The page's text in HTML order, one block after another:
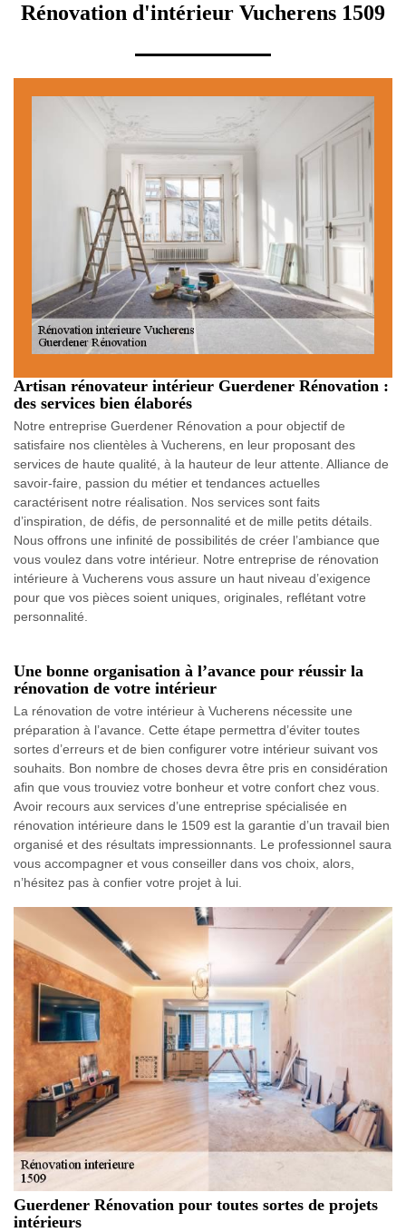
Rénovation d'intérieur Vucherens 1509
Artisan rénovateur intérieur Guerdener Rénovation :
des services bien élaborés
Notre entreprise Guerdener Rénovation a pour objectif de
satisfaire nos clientèles à Vucherens, en leur proposant des
services de haute qualité, à la hauteur de leur attente. Alliance de
savoir-faire, passion du métier et tendances actuelles
caractérisent notre réalisation. Nos services sont faits
d’inspiration, de défis, de personnalité et de mille petits détails.
Nous offrons une infinité de possibilités de créer l’ambiance que
vous voulez dans votre intérieur. Notre entreprise de rénovation
intérieure à Vucherens vous assure un haut niveau d’exigence
pour que vos pièces soient uniques, originales, reflétant votre
personnalité.
Une bonne organisation à l’avance pour réussir la
rénovation de votre intérieur
La rénovation de votre intérieur à Vucherens nécessite une
préparation à l’avance. Cette étape permettra d’éviter toutes
sortes d’erreurs et de bien configurer votre intérieur suivant vos
souhaits. Bon nombre de choses devra être pris en considération
afin que vous trouviez votre bonheur et votre confort chez vous.
Avoir recours aux services d’une entreprise spécialisée en
rénovation intérieure dans le 1509 est la garantie d’un travail bien
organisé et des résultats impressionnants. Le professionnel saura
vous accompagner et vous conseiller dans vos choix, alors,
n’hésitez pas à confier votre projet à lui.
Guerdener Rénovation pour toutes sortes de projets
intérieurs